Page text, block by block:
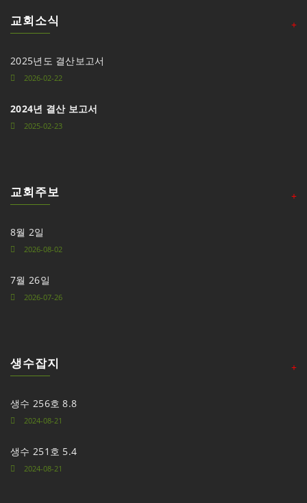
교회소식 +
2025년도 결산보고서
2026-02-22
2024년 결산 보고서
2025-02-23
교회주보 +
8월 2일
2026-08-02
7월 26일
2026-07-26
생수잡지 +
생수 256호 8.8
2024-08-21
생수 251호 5.4
2024-08-21